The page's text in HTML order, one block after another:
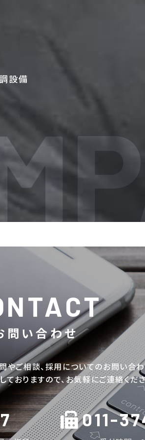
設備
問い合わせ
やご相談、採用についてのお問い合
ておりますので、お気軽にご連絡くだ
011-